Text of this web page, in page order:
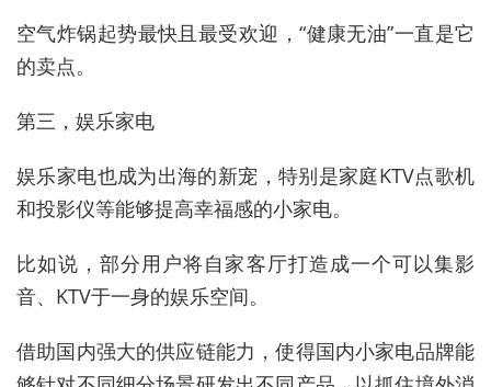
空气炸锅起势最快且最受欢迎，“健康无油”一直是它
的卖点。
第三，娱乐家电
娱乐家电也成为出海的新宠，特别是家庭KTV点歌机
和投影仪等能够提高幸福感的小家电。
比如说，部分用户将自家客厅打造成一个可以集影
音、KTV于一身的娱乐空间。
借助国内强大的供应链能力，使得国内小家电品牌能